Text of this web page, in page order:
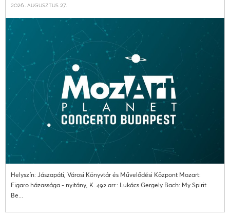
2026. augusztus 27.
Helyszín: Jászapáti, Városi Könyvtár és Művelődési Központ Mozart:
Figaro házassága - nyitány, K. 492 arr.: Lukács Gergely Bach: My Spirit
Be...